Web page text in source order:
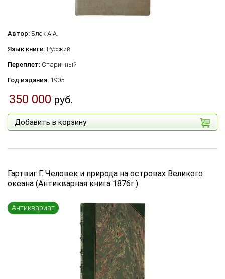
Автор: Блок А.А.
Язык книги: Русский
Переплет: Старинный
Год издания: 1905
350 000 руб.
Добавить в корзину
Гартвиг Г. Человек и природа на островах Великого
океана (Антикварная книга 1876г.)
Антиквариат